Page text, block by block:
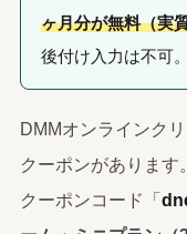
ヶ月分が無料（実
後付け入力は不可。
DMMオンラインク
クーポンがあります。
クーポンコード「